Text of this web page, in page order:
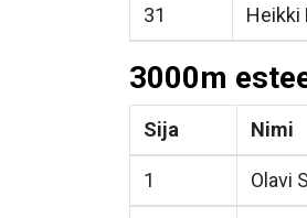
31 Heikki
3000m
Sija Nimi
1 Olavi